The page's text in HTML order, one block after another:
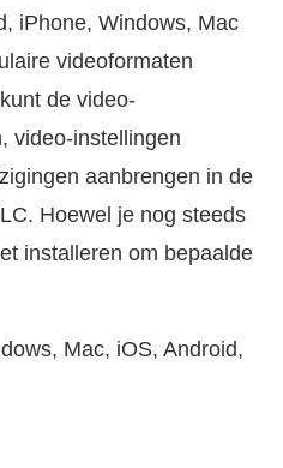
iPhone, Windows, Mac
videoformaten
de video-
video-instellingen
aanbrengen in de
Hoewel je nog steeds
installeren om bepaalde
Mac, iOS, Android,